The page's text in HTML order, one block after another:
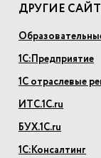
ДРУГИЕ
1С:Предприятие
1С отраслевые
ИТС.1С.ru
БУХ.1С.ru
1С:Консалтинг